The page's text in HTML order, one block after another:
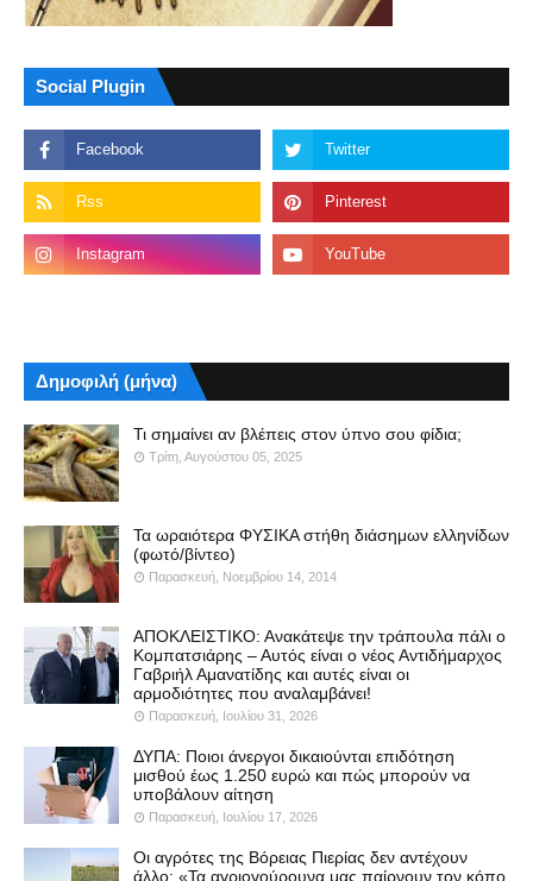
Social Plugin
Δημοφιλή (μήνα)
Τι σημαίνει αν βλέπεις στον ύπνο σου φίδια;
Τρίτη, Αυγούστου 05, 2025
Τα ωραιότερα ΦΥΣΙΚΑ στήθη διάσημων ελληνίδων
(φωτό/βίντεο)
Παρασκευή, Νοεμβρίου 14, 2014
ΑΠΟΚΛΕΙΣΤΙΚΟ: Ανακάτεψε την τράπουλα πάλι ο
Κομπατσιάρης – Αυτός είναι ο νέος Αντιδήμαρχος
Γαβριήλ Αμανατίδης και αυτές είναι οι
αρμοδιότητες που αναλαμβάνει!
Παρασκευή, Ιουλίου 31, 2026
ΔΥΠΑ: Ποιοι άνεργοι δικαιούνται επιδότηση
μισθού έως 1.250 ευρώ και πώς μπορούν να
υποβάλουν αίτηση
Παρασκευή, Ιουλίου 17, 2026
Οι αγρότες της Βόρειας Πιερίας δεν αντέχουν
άλλο: «Τα αγριογούρουνα μας παίρνουν τον κόπο